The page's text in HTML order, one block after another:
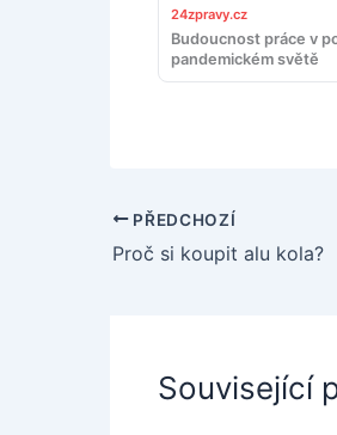
24zpravy.cz
Budoucnost práce v
pandemickém světě
PŘEDCHOZÍ
Proč si koupit alu kola?
Související